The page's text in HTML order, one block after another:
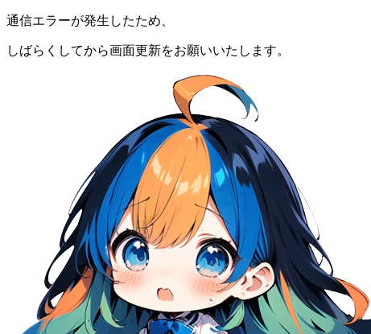
通信エラーが発生したため、
しばらくしてから画面更新をお願いいたします。